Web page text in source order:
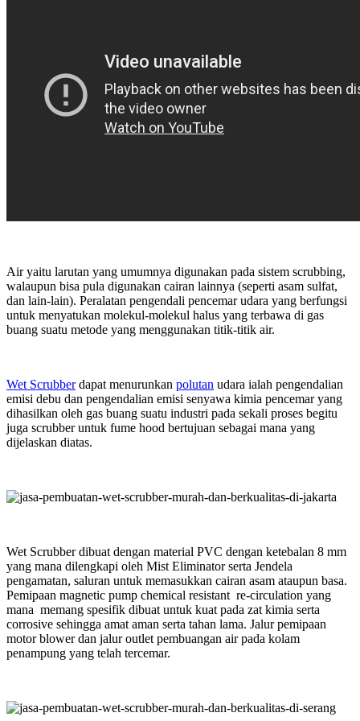
Air yaitu larutan yang umumnya digunakan pada sistem scrubbing,
walaupun bisa pula digunakan cairan lainnya (seperti asam sulfat,
dan lain-lain). Peralatan pengendali pencemar udara yang berfungsi
untuk menyatukan molekul-molekul halus yang terbawa di gas
buang suatu metode yang menggunakan titik-titik air.
Wet Scrubberdapat menurunkan polutan udara ialah pengendalian
emisi debu dan pengendalian emisi senyawa kimia pencemar yang
dihasilkan oleh gas buang suatu industri pada sekali proses begitu
juga scrubber untuk fume hood bertujuan sebagai mana yang
dijelaskan diatas.
Wet Scrubber dibuat dengan material PVC dengan ketebalan 8 mm
yang mana dilengkapi oleh Mist Eliminator serta Jendela
pengamatan, saluran untuk memasukkan cairan asam ataupun basa.
Pemipaan magnetic pump chemical resistant re-circulation yang
mana memang spesifik dibuat untuk kuat pada zat kimia serta
corrosive sehingga amat aman serta tahan lama. Jalur pemipaan
motor blower dan jalur outlet pembuangan air pada kolam
penampung yang telah tercemar.